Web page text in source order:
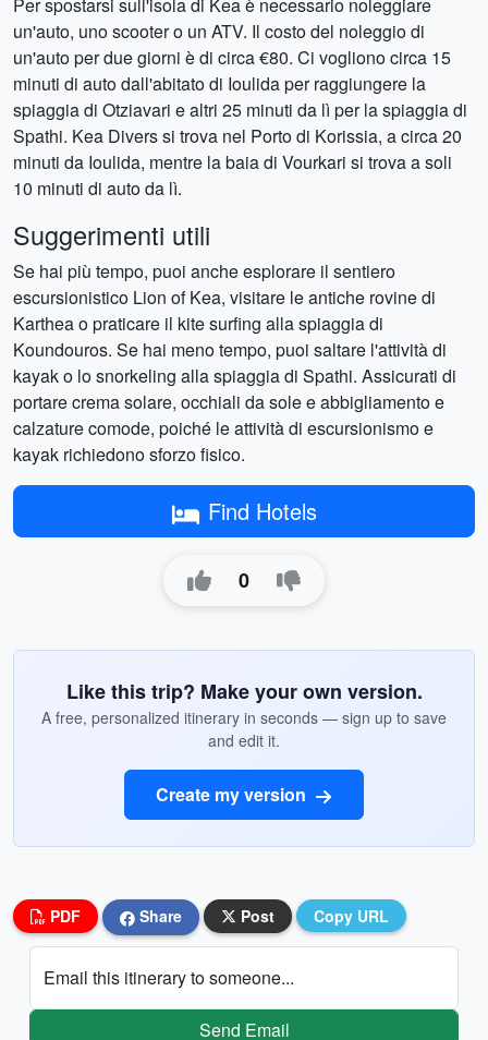
un'auto, uno scooter o un ATV. Il costo del noleggio di
un'auto per due giorni è di circa €80. Ci vogliono circa 15
minuti di auto dall'abitato di Ioulida per raggiungere la
spiaggia di Otziavari e altri 25 minuti da lì per la spiaggia di
Spathi. Kea Divers si trova nel Porto di Korissia, a circa 20
minuti da Ioulida, mentre la baia di Vourkari si trova a soli
10 minuti di auto da lì.
Suggerimenti utili
Se hai più tempo, puoi anche esplorare il sentiero
escursionistico Lion of Kea, visitare le antiche rovine di
Karthea o praticare il kite surfing alla spiaggia di
Koundouros. Se hai meno tempo, puoi saltare l'attività di
kayak o lo snorkeling alla spiaggia di Spathi. Assicurati di
portare crema solare, occhiali da sole e abbigliamento e
calzature comode, poiché le attività di escursionismo e
kayak richiedono sforzo fisico.
Find Hotels
0
Like this trip? Make your own version.
A free, personalized itinerary in seconds — sign up to save
and edit it.
Create my version
PDF Share Post Copy URL
Email this itinerary to someone...
Send Email